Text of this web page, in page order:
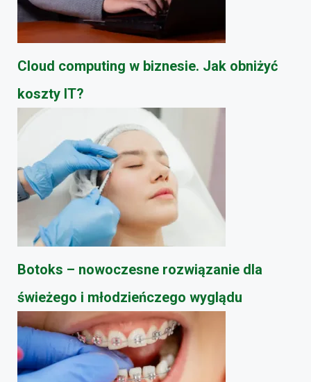
Cloud computing w biznesie. Jak obniżyć
koszty IT?
Botoks – nowoczesne rozwiązanie dla
świeżego i młodzieńczego wyglądu